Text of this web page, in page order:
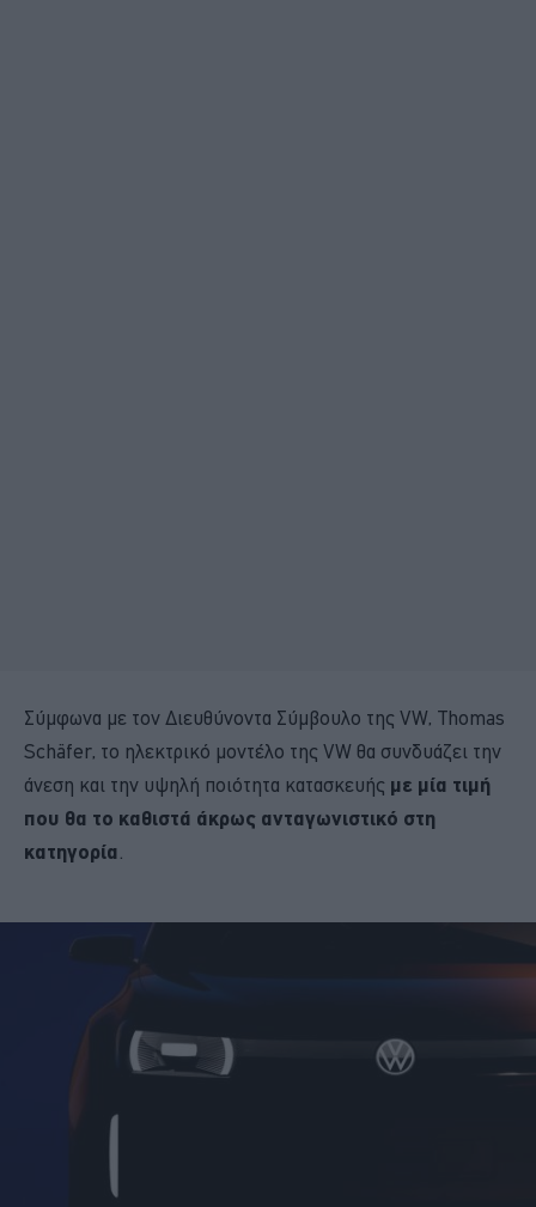
Σύμφωνα με τον Διευθύνοντα Σύμβουλο της VW, Thomas
Schäfer, το ηλεκτρικό μοντέλο της VW θα συνδυάζει την
άνεση και την υψηλή ποιότητα κατασκευής με μία τιμή
που θα το καθιστά άκρως ανταγωνιστικό στη
κατηγορία